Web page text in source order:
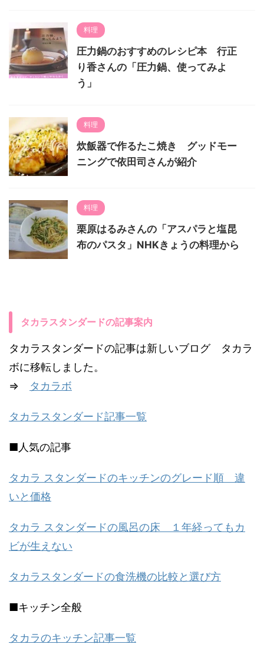
料理
圧力鍋のおすすめのレシピ本 行正
り香さんの「圧力鍋、使ってみよ
う」
料理
炊飯器で作るたこ焼き グッドモー
ニングで依田司さんが紹介
料理
栗原はるみさんの「アスパラと塩昆
布のパスタ」NHKきょうの料理から
タカラスタンダードの記事案内
タカラスタンダードの記事は新しいブログ タカラ
ボに移転しました。
⇒ タカラボ
タカラスタンダード記事一覧
■人気の記事
タカラ スタンダードのキッチンのグレード順 違
いと価格
タカラ スタンダードの風呂の床 １年経ってもカ
ビが生えない
タカラスタンダードの食洗機の比較と選び方
■キッチン全般
タカラのキッチン記事一覧